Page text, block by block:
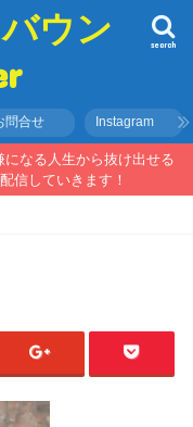
ウン
search
問合せ Instagram
になる人生から抜け出せる
信していきます！